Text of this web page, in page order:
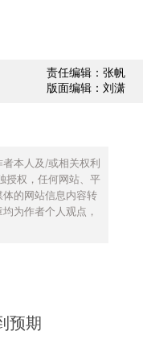
责任编辑：张帆
版面编辑：刘潇
本人及/或相关权利
授权，任何网站、平
的网站信息内容转
为作者个人观点，
预期